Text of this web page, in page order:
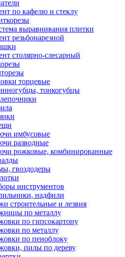
по кафелю и стеклу
выравнивания плитки
резьбонарезной
столярно-слесарный
торцевые
тонкогубцы
имбусовые
разводные
рожковые, комбинированные
гвоздодеры
инструментов
надфили
строительные и лезвия
по металлу
по гипсокартону
по металлу
по пеноблоку
пилы по дереву